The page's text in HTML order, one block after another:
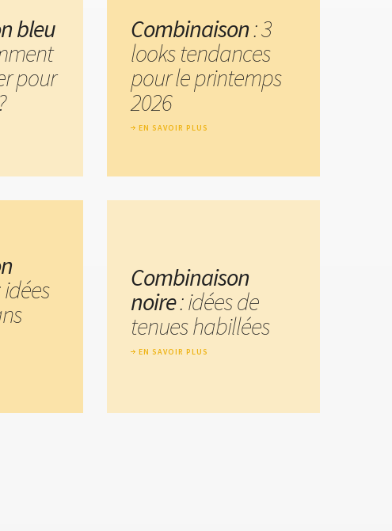
bleu
pour
Combinaison: 3
looks tendances
pour le printemps
2026
EN SAVOIR PLUS
Combinaison
noire: idées de
tenues habillées
EN SAVOIR PLUS